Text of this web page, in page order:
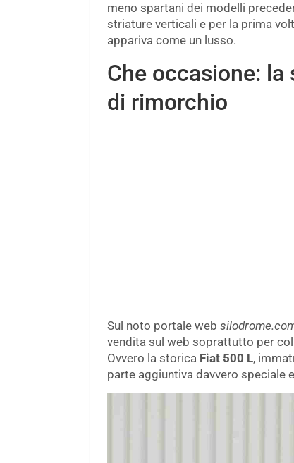
meno spartani dei modelli
striature verticali e per la prima
appariva come un lusso.
Che occasione:
di rimorchio
Sul noto portale web
vendita sul web soprattutto per
Ovvero la storica Fiat 500 L,
parte aggiuntiva davvero speciale